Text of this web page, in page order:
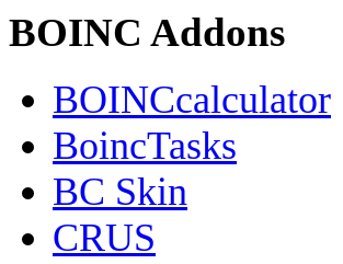
BOINC Addons
BOINCcalculator
BoincTasks
BC Skin
CRUS